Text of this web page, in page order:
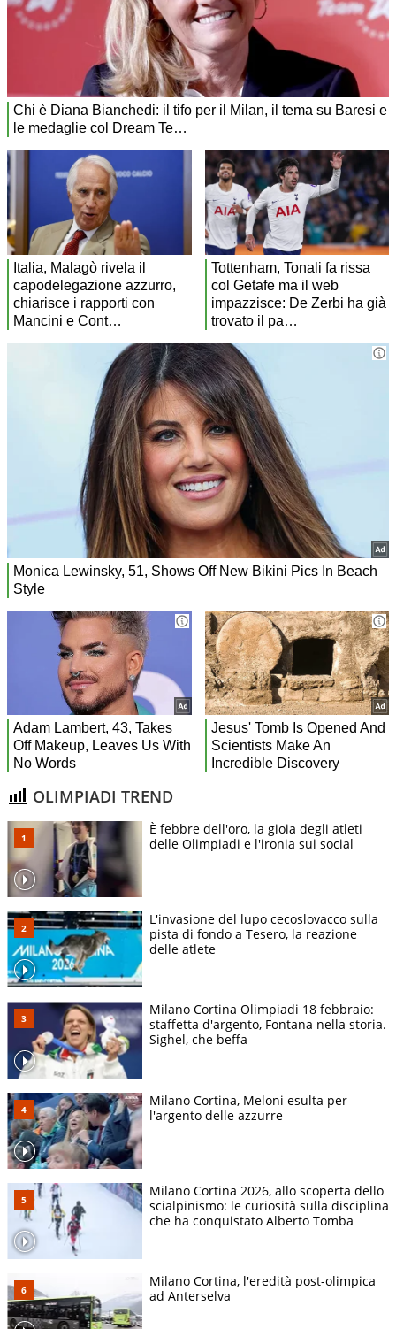
OLIMPIADI TREND
È febbre dell'oro, la gioia degli atleti
delle Olimpiadi e l'ironia sui social
L'invasione del lupo cecoslovacco sulla
pista di fondo a Tesero, la reazione
delle atlete
Milano Cortina Olimpiadi 18 febbraio:
staffetta d'argento, Fontana nella storia.
Sighel, che beffa
Milano Cortina, Meloni esulta per
l'argento delle azzurre
Milano Cortina 2026, allo scoperta dello
scialpinismo: le curiosità sulla disciplina
che ha conquistato Alberto Tomba
Milano Cortina, l'eredità post-olimpica
ad Anterselva